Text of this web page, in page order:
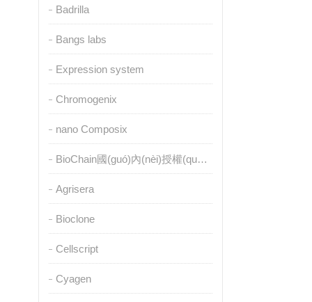
Badrilla
Bangs labs
Expression system
Chromogenix
nano Composix
BioChain國(guó)內(nèi)授權(quán)代理
Agrisera
Bioclone
Cellscript
Cyagen